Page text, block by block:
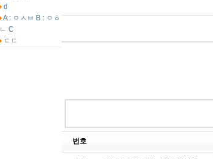
d
A : ㅇㅅㅂ B : ㅇㅎ
ㄴ C
ㄷㄷ
번호